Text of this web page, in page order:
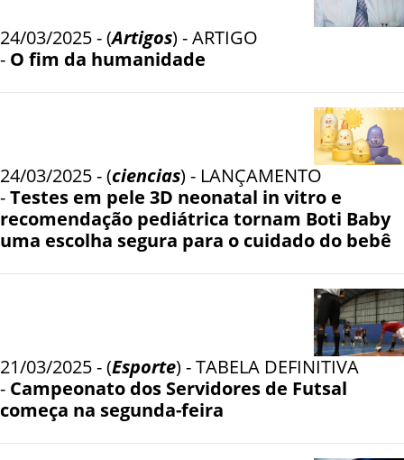
24/03/2025 - (Artigos) - ARTIGO
- O fim da humanidade
24/03/2025 - (ciencias) - LANÇAMENTO
-Testes em pele 3D neonatal in vitro e
recomendação pediátrica tornam Boti Baby
uma escolha segura para o cuidado do bebê
21/03/2025 - (Esporte) - TABELA DEFINITIVA
- Campeonato dos Servidores de Futsal
começa na segunda-feira